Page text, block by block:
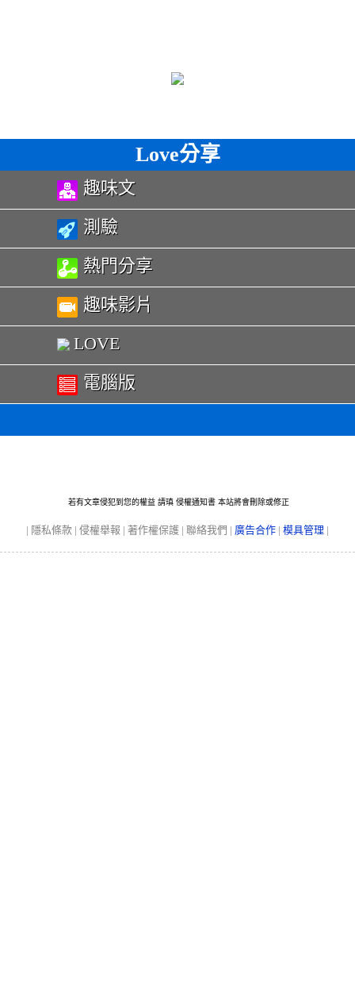
Love分享
趣味文
測驗
熱門分享
趣味影片
LOVE
電腦版
若有文章侵犯到您的權益 請瑱 侵權通知書 本站將會刪除或修正
| 隱私條款 | 侵權舉報 | 著作權保護 | 聯絡我們 | 廣告合作 | 模具管理 |